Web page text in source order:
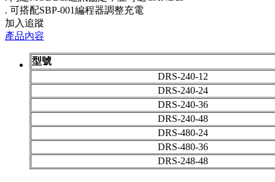
. 可搭配SBP-001編程器調整充電
加入追蹤
產品內容
型號
DRS-240-12
DRS-240-24
DRS-240-36
DRS-240-48
DRS-480-24
DRS-480-36
DRS-248-48